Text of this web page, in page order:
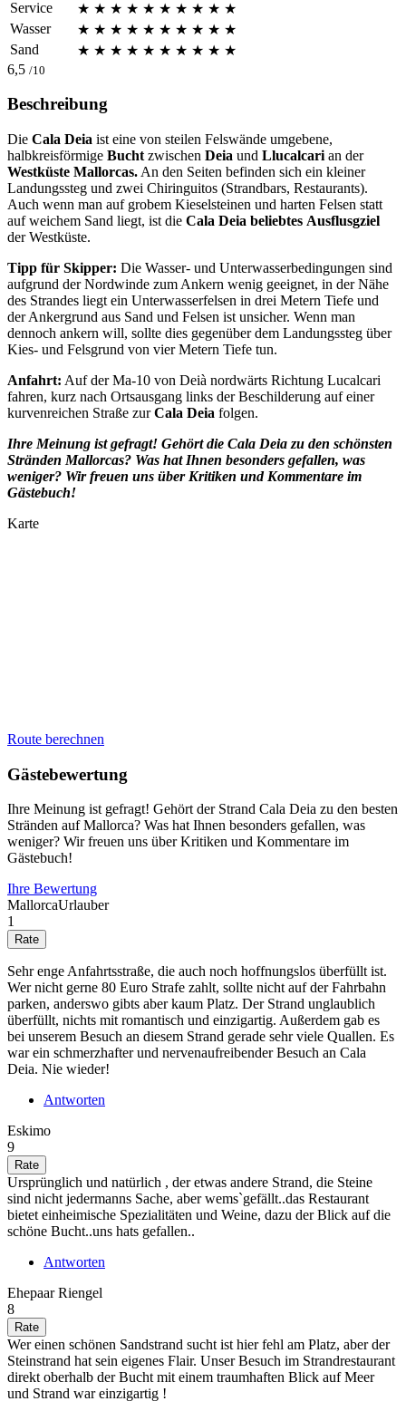
Service ★ ★ ★ ★ ★ ★ ★ ★ ★ ★
Wasser
★ ★ ★ ★ ★ ★ ★ ★ ★ ★
Sand
★ ★ ★ ★ ★ ★ ★ ★ ★ ★
6,5 /10
Beschreibung
Die Cala Deia ist eine von steilen Felswände umgebene,
halbkreisförmige Bucht zwischen Deia und Llucalcari an der
Westküste Mallorcas. An den Seiten befinden sich ein kleiner
Landungssteg und zwei Chiringuitos (Strandbars, Restaurants).
Auch wenn man auf grobem Kieselsteinen und harten Felsen statt
auf weichem Sand liegt, ist die Cala Deia beliebtes Ausflusgziel
der Westküste.
Tipp für Skipper: Die Wasser- und Unterwasserbedingungen sind
aufgrund der Nordwinde zum Ankern wenig geeignet, in der Nähe
des Strandes liegt ein Unterwasserfelsen in drei Metern Tiefe und
der Ankergrund aus Sand und Felsen ist unsicher. Wenn man
dennoch ankern will, sollte dies gegenüber dem Landungssteg über
Kies- und Felsgrund von vier Metern Tiefe tun.
Anfahrt: Auf der Ma-10 von Deià nordwärts Richtung Lucalcari
fahren, kurz nach Ortsausgang links der Beschilderung auf einer
kurvenreichen Straße zurCala Deia folgen.
Ihre Meinung ist gefragt! Gehört die Cala Deia zu den schönsten
Stränden Mallorcas? Was hat Ihnen besonders gefallen, was
weniger? Wir freuen uns über Kritiken und Kommentare im
Gästebuch!
Karte
Route berechnen
Gästebewertung
Ihre Meinung ist gefragt! Gehört der Strand Cala Deia zu den besten
Stränden auf Mallorca? Was hat Ihnen besonders gefallen, was
weniger? Wir freuen uns über Kritiken und Kommentare im
Gästebuch!
Ihre Bewertung
MallorcaUrlauber
1
Sehr enge Anfahrtsstraße, die auch noch hoffnungslos überfüllt ist.
Wer nicht gerne 80 Euro Strafe zahlt, sollte nicht auf der Fahrbahn
parken, anderswo gibts aber kaum Platz. Der Strand unglaublich
überfüllt, nichts mit romantisch und einzigartig. Außerdem gab es
bei unserem Besuch an diesem Strand gerade sehr viele Quallen. Es
war ein schmerzhafter und nervenaufreibender Besuch an Cala
Deia. Nie wieder!
Antworten
Eskimo
9
Ursprünglich und natürlich , der etwas andere Strand, die Steine
sind nicht jedermanns Sache, aber wems`gefällt..das Restaurant
bietet einheimische Spezialitäten und Weine, dazu der Blick auf die
schöne Bucht..uns hats gefallen..
Antworten
Ehepaar Riengel
8
Wer einen schönen Sandstrand sucht ist hier fehl am Platz, aber der
Steinstrand hat sein eigenes Flair. Unser Besuch im Strandrestaurant
direkt oberhalb der Bucht mit einem traumhaften Blick auf Meer
und Strand war einzigartig !